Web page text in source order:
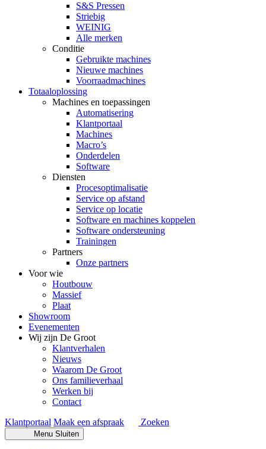
S&S Pressen
Striebig
WEINIG
Alle merken
Conditie
Gebruikte machines
Nieuwe machines
Voorraadmachines
Totaaloplossing
Machines en toepassingen
Automatisering
Klantportaal
Machines
Macro’s
Onderdelen
Software
Diensten
Procesoptimalisatie
Service op afstand
Service op locatie
Software en machines koppelen
Software ondersteuning
Trainingen
Partners
Onze partners
Voor wie
Houtbouw
Massief
Plaat
Showroom
Evenementen
Wij zijn De Groot
Klantverhalen
Nieuws
Waarom De Groot
Ons familieverhaal
Werken bij
Contact
Klantportaal Maak een afspraak Zoeken
Menu Sluiten